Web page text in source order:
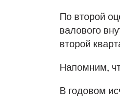
По второй
валового
второй
Напомним,
В годовом